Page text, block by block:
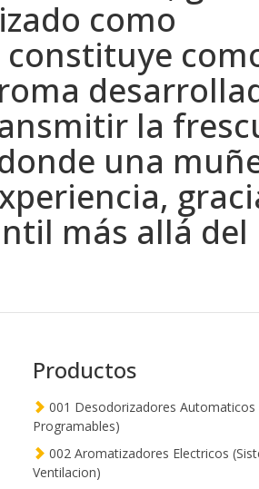
como
la
una
más allá del
Productos
001 Desodorizadores Automaticos
Programables)
002 Aromatizadores Electricos
Ventilacion)